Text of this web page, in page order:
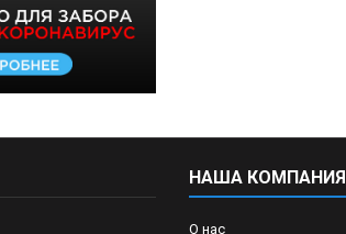
НАША КОМПАНИЯ
О нас